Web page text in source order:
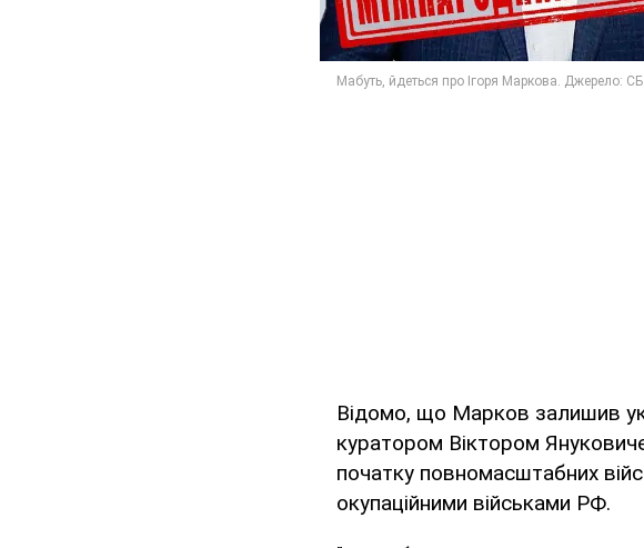
Відомо, що Марков залишив
куратором Віктором
початку повномасштабних
окупаційними військами РФ.